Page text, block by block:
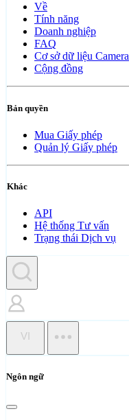
Về
Tính năng
Doanh nghiệp
FAQ
Cơ sở dữ liệu Camera
Cộng đồng
Bản quyền
Mua Giấy phép
Quản lý Giấy phép
Khác
API
Hệ thống Tư vấn
Trạng thái Dịch vụ
VI
Ngôn ngữ